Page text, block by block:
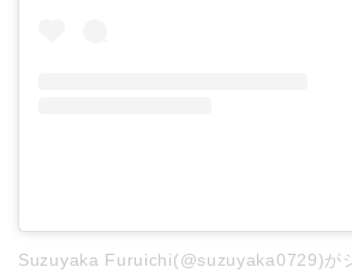
Suzuyaka Furuichi(@suzuyaka0729)が